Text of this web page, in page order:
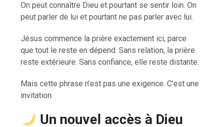
On peut connaître Dieu et pourtant se sentir loin. On
peut parler de lui et pourtant ne pas parler avec lui.
Jésus commence la prière exactement ici, parce
que tout le reste en dépend. Sans relation, la prière
reste extérieure. Sans confiance, elle reste distante.
Mais cette phrase n’est pas une exigence. C’est une
invitation.
Un nouvel accès à Dieu